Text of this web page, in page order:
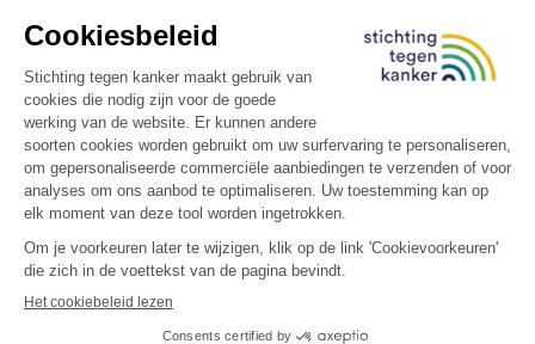
volgt je dieet op tijdens je kankerbehandeling.
Houdt er rekening mee dat je smaak- en
geurzin soms veranderen en je eetlust soms
afneemt.
De samenstelling van dat team kan wijzigen.
Gelukkig is er tijdens je traject ook een vast
gezicht, deoncocoach. De oncocoach:
coördineert de zorgtrajecten.